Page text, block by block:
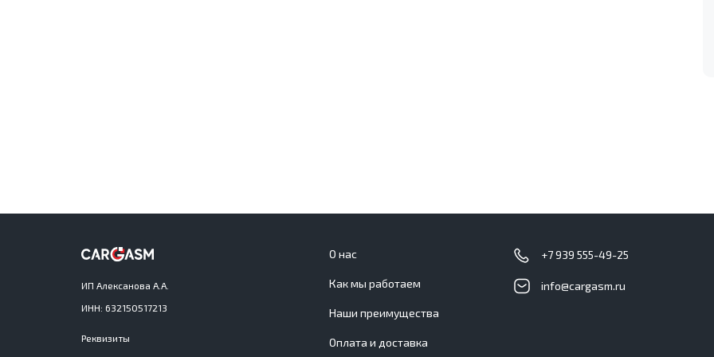
ИП Алексанова А.А.
ИНН: 632150517213
Реквизиты
О нас
Как мы работаем
Наши преимущества
Оплата и доставка
+7 939 555-49-25
info@cargasm.ru